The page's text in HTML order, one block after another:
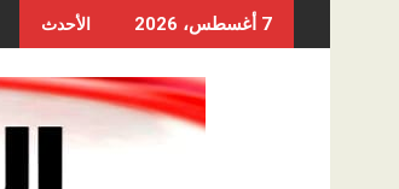
to
7 أغسطس، 2026 الأحدث